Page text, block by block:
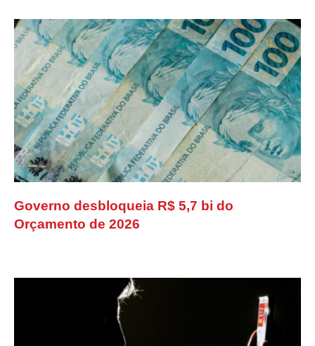
Governo desbloqueia R$ 5,7 bi do
Orçamento de 2026